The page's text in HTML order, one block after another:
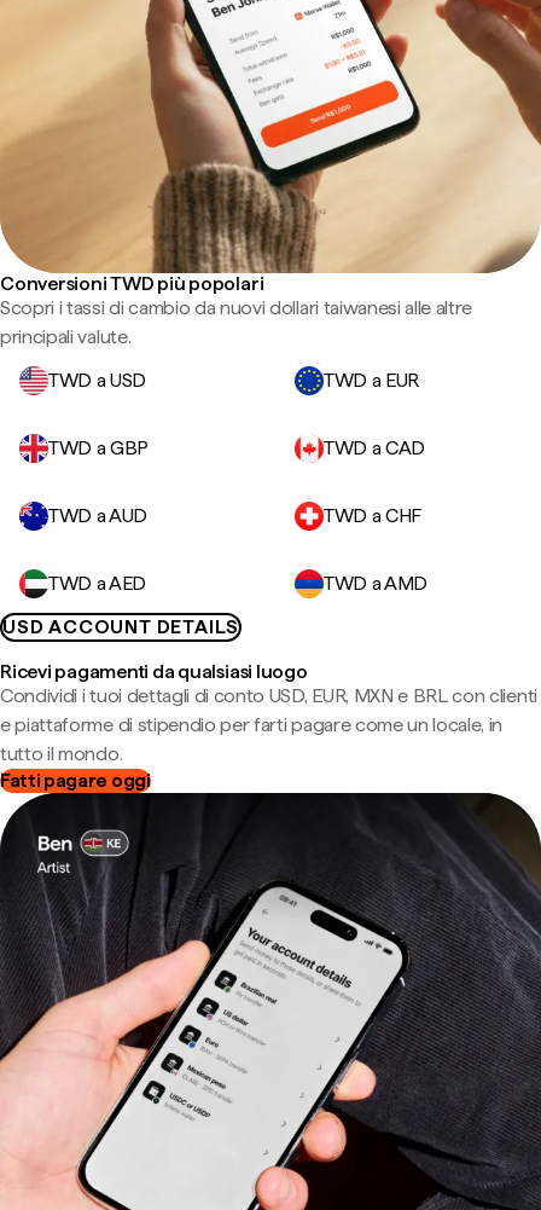
Conversioni TWD più popolari
Scopri i tassi di cambio da nuovi dollari taiwanesi alle altre
principali valute.
TWD a USD
TWD a EUR
TWD a GBP TWD a CAD
TWD a AUD TWD a CHF
TWD a AED
TWD a AMD
USD ACCOUNT DETAILS
Ricevi pagamenti da qualsiasi luogo
Condividi i tuoi dettagli di conto USD, EUR, MXN e BRL con clienti
e piattaforme di stipendio per farti pagare come un locale, in
tutto il mondo.
Fatti pagare oggi